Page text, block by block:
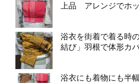
上品 アレンジでホ
浴衣を街着で着る時
結び」羽根で体形カ
浴衣にも着物にも